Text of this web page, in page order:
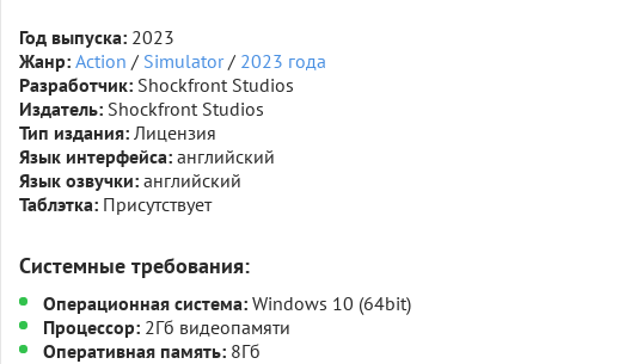
Год выпуска: 2023
Жанр:Action / Simulator/ 2023 года
Разработчик: Shockfront Studios
Издатель: Shockfront Studios
Тип издания: Лицензия
Язык интерфейса:английский
Язык озвучки:английский
Таблэтка: Присутствует
Системные требования:
Операционная система: Windows 10 (64bit)
Процессор: 2Гб видеопамяти
Оперативная память: 8Гб